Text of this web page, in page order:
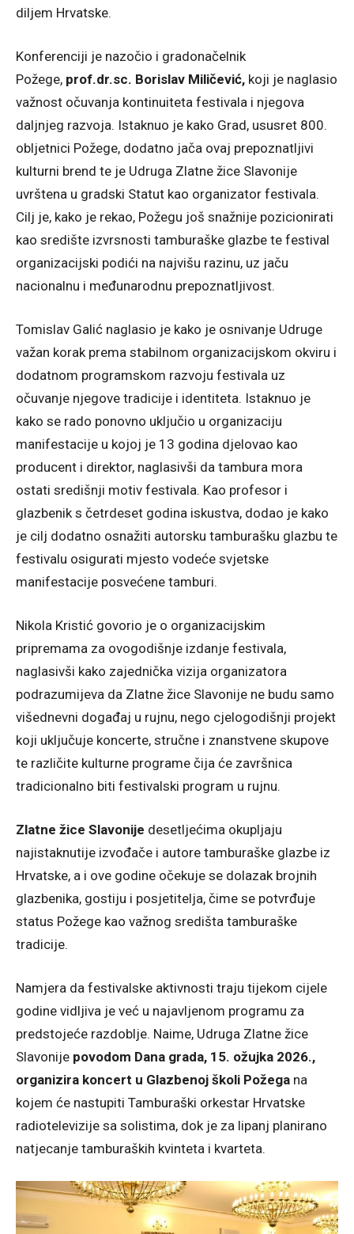
diljem Hrvatske.
Konferenciji je nazočio i gradonačelnik
Požege, prof.dr.sc. Borislav Miličević, koji je naglasio
važnost očuvanja kontinuiteta festivala i njegova
daljnjeg razvoja. Istaknuo je kako Grad, ususret 800.
obljetnici Požege, dodatno jača ovaj prepoznatljivi
kulturni brend te je Udruga Zlatne žice Slavonije
uvrštena u gradski Statut kao organizator festivala.
Cilj je, kako je rekao, Požegu još snažnije pozicionirati
kao središte izvrsnosti tamburaške glazbe te festival
organizacijski podići na najvišu razinu, uz jaču
nacionalnu i međunarodnu prepoznatljivost.
Tomislav Galić naglasio je kako je osnivanje Udruge
važan korak prema stabilnom organizacijskom okviru i
dodatnom programskom razvoju festivala uz
očuvanje njegove tradicije i identiteta. Istaknuo je
kako se rado ponovno uključio u organizaciju
manifestacije u kojoj je 13 godina djelovao kao
producent i direktor, naglasivši da tambura mora
ostati središnji motiv festivala. Kao profesor i
glazbenik s četrdeset godina iskustva, dodao je kako
je cilj dodatno osnažiti autorsku tamburašku glazbu te
festivalu osigurati mjesto vodeće svjetske
manifestacije posvećene tamburi.
Nikola Kristić govorio je o organizacijskim
pripremama za ovogodišnje izdanje festivala,
naglasivši kako zajednička vizija organizatora
podrazumijeva da Zlatne žice Slavonije ne budu samo
višednevni događaj u rujnu, nego cjelogodišnji projekt
koji uključuje koncerte, stručne i znanstvene skupove
te različite kulturne programe čija će završnica
tradicionalno biti festivalski program u rujnu.
Zlatne žice Slavonije desetljećima okupljaju
najistaknutije izvođače i autore tamburaške glazbe iz
Hrvatske, a i ove godine očekuje se dolazak brojnih
glazbenika, gostiju i posjetitelja, čime se potvrđuje
status Požege kao važnog središta tamburaške
tradicije.
Namjera da festivalske aktivnosti traju tijekom cijele
godine vidljiva je već u najavljenom programu za
predstojeće razdoblje. Naime, Udruga Zlatne žice
Slavonije povodom Dana grada, 15. ožujka 2026.,
organizira koncert u Glazbenoj školi Požega na
kojem će nastupiti Tamburaški orkestar Hrvatske
radiotelevizije sa solistima, dok je za lipanj planirano
natjecanje tamburaških kvinteta i kvarteta.